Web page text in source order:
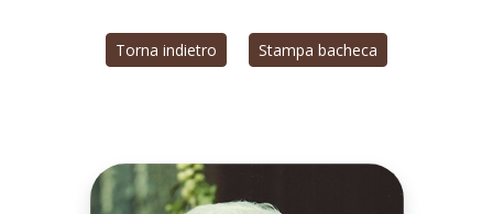
Torna indietro Stampa bacheca